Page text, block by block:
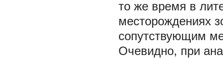
то же время в
месторождениях
сопутствующим
Очевидно, при